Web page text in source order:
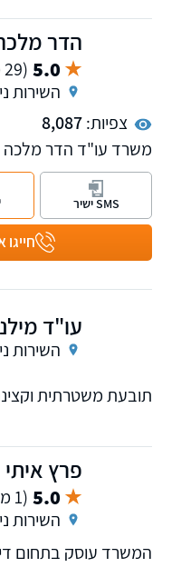
מעמד עריקי חו"ל,
מינהלי. בנוסף מייצג
עובדי מדינה שב"כ
הדר
5.0 (29 ממליצים)
השירות
צפיות:8,087
משרד עו"ד הדר מלכה
בערכאות השונות בכל
המקרקעין. כמו כן
ובעריכת צוואות וירושות.
חייגו
SMS ישיר
עו"ד
השירות
תובעת משטרתית
פרץ איתי
5.0 (1 ממליצים)
השירות
המשרד עוסק בתחום